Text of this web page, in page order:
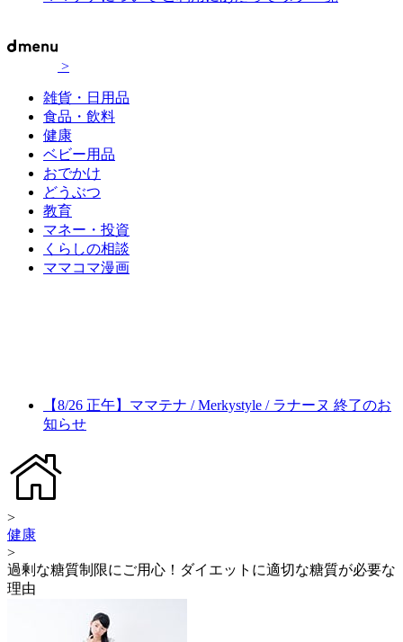
>
雑貨・日用品
食品・飲料
健康
ベビー用品
おでかけ
どうぶつ
教育
マネー・投資
くらしの相談
ママコマ漫画
【8/26 正午】ママテナ / Merkystyle / ラナーヌ 終了のお
知らせ
>
健康
>
過剰な糖質制限にご用心！ダイエットに適切な糖質が必要な
理由